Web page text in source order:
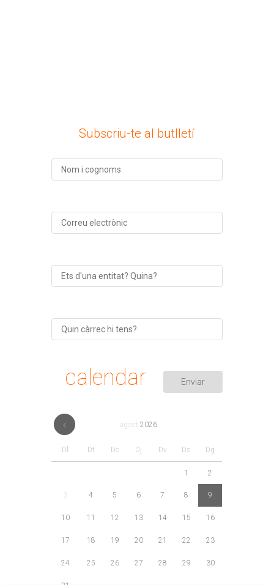
Subscriu-te al butlletí
calendar
agost 2026
Dl Dt Dc Dj Dv Ds Dg
1 2
3 4 5 6 7 8 9
10 11 12 13 14 15 16
17 18 19 20 21 22 23
24 25 26 27 28 29 30